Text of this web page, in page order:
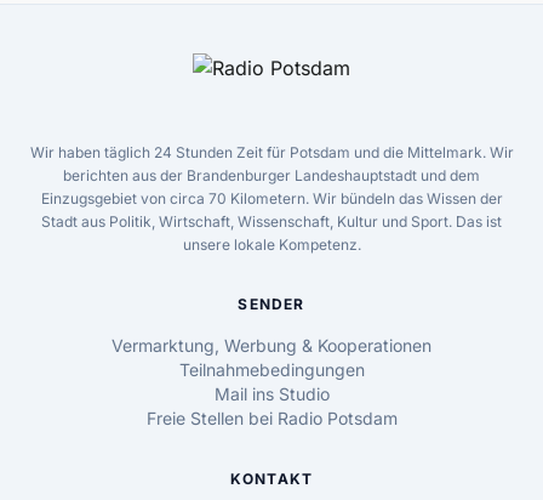
Wir haben täglich 24 Stunden Zeit für Potsdam und die Mittelmark. Wir
berichten aus der Brandenburger Landeshauptstadt und dem
Einzugsgebiet von circa 70 Kilometern. Wir bündeln das Wissen der
Stadt aus Politik, Wirtschaft, Wissenschaft, Kultur und Sport. Das ist
unsere lokale Kompetenz.
SENDER
Vermarktung, Werbung & Kooperationen
Teilnahmebedingungen
Mail ins Studio
Freie Stellen bei Radio Potsdam
KONTAKT